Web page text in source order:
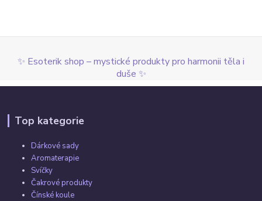
✨ Esoterik shop – mystické produkty pro harmonii těla i
duše ✨
Top kategorie
Dárkové sady
Aromaterapie
Svíčky
Čakrové produkty
Čínské koule